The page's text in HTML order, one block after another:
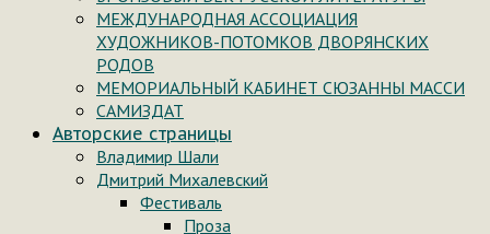
МЕЖДУНАРОДНАЯ АССОЦИАЦИЯ
ХУДОЖНИКОВ-ПОТОМКОВ ДВОРЯНСКИХ
РОДОВ
МЕМОРИАЛЬНЫЙ КАБИНЕТ СЮЗАННЫ МАССИ
САМИЗДАТ
Авторские страницы
Владимир Шали
Дмитрий Михалевский
Фестиваль
Проза